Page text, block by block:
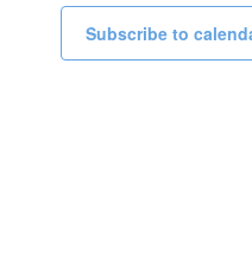
Subscribe to